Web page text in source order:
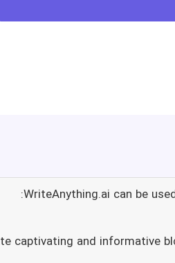
WriteAnything.ai can be